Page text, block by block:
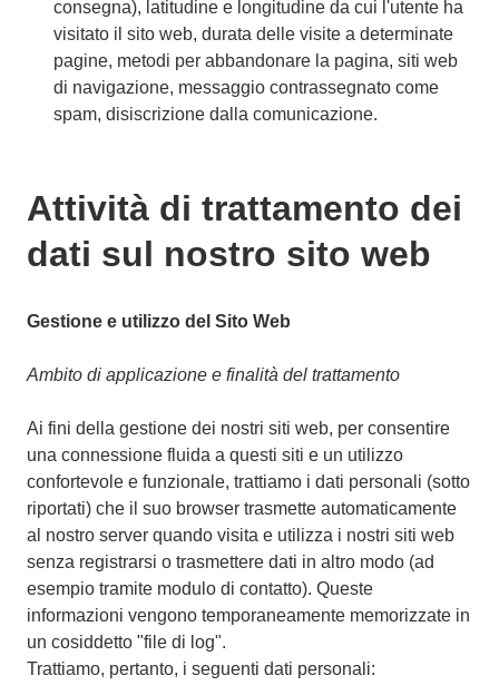
consegna), latitudine e longitudine da cui l'utente ha
visitato il sito web, durata delle visite a determinate
pagine, metodi per abbandonare la pagina, siti web
di navigazione, messaggio contrassegnato come
spam, disiscrizione dalla comunicazione.
Attività di trattamento dei
dati sul nostro sito web
Gestione e utilizzo del Sito Web
Ambito di applicazione e finalità del trattamento
Ai fini della gestione dei nostri siti web, per consentire
una connessione fluida a questi siti e un utilizzo
confortevole e funzionale, trattiamo i dati personali (sotto
riportati) che il suo browser trasmette automaticamente
al nostro server quando visita e utilizza i nostri siti web
senza registrarsi o trasmettere dati in altro modo (ad
esempio tramite modulo di contatto). Queste
informazioni vengono temporaneamente memorizzate in
un cosiddetto "file di log".
Trattiamo, pertanto, i seguenti dati personali: